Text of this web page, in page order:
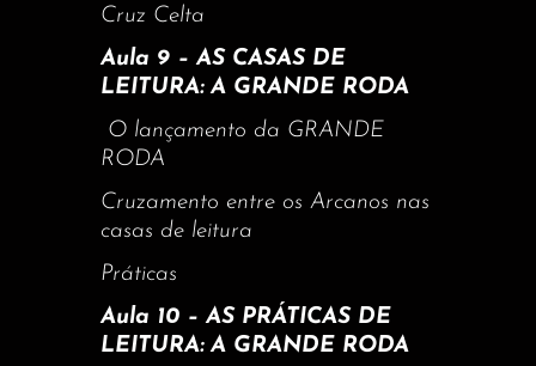
Cruz Celta
Aula 9 – AS CASAS DE
LEITURA: A GRANDE RODA
O lançamento da GRANDE
RODA
Cruzamento entre os Arcanos nas
casas de leitura
Práticas
Aula 10 – AS PRÁTICAS DE
LEITURA: A GRANDE RODA